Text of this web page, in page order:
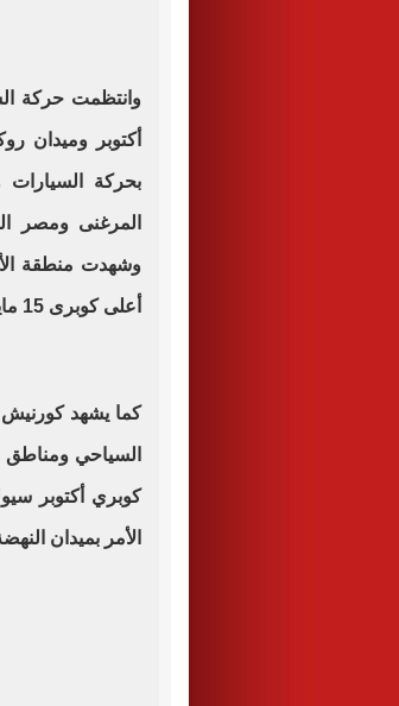
أكتوبر وميدان
بحركة
المرغنى ومصر
وشهدت منطقة
أعلى كوبرى 15 مايو فى الاتجاهين للقادم من وسط البلد والمهندسين
كما يشهد كورنيش
السياحي ومناطق
كوبري أكتوبر
الأمر بميدان